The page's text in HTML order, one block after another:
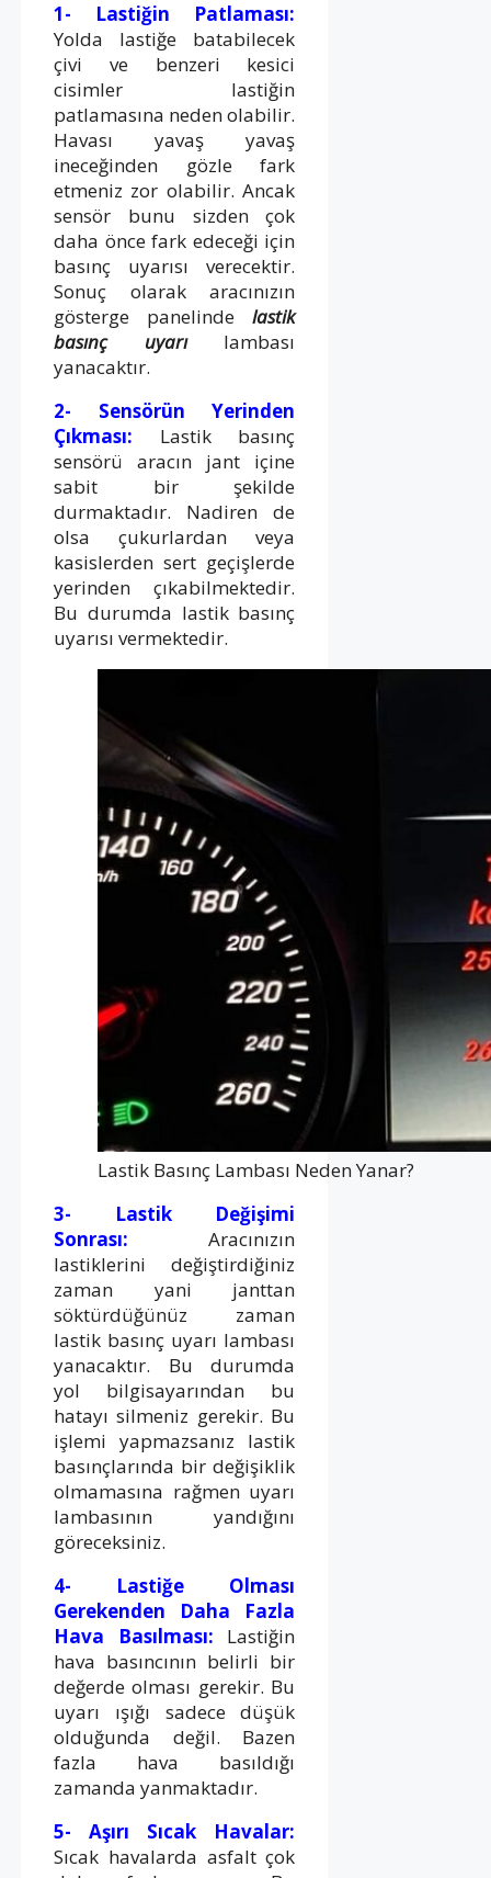
1- Lastiğin Patlaması:
Yolda lastiğe batabilecek
çivi ve benzeri kesici
cisimler lastiğin
patlamasına neden olabilir.
Havası yavaş yavaş
ineceğinden gözle fark
etmeniz zor olabilir. Ancak
sensör bunu sizden çok
daha önce fark edeceği için
basınç uyarısı verecektir.
Sonuç olarak aracınızın
gösterge panelindelastik
basınç uyarılambası
yanacaktır.
2- Sensörün Yerinden
Çıkması: Lastik basınç
sensörü aracın jant içine
sabit bir şekilde
durmaktadır. Nadiren de
olsa çukurlardan veya
kasislerden sert geçişlerde
yerinden çıkabilmektedir.
Bu durumda lastik basınç
uyarısı vermektedir.
Lastik Basınç Lambası Neden Yanar?
3- Lastik Değişimi
Sonrası: Aracınızın
lastiklerini değiştirdiğiniz
zaman yani janttan
söktürdüğünüz zaman
lastik basınç uyarı lambası
yanacaktır. Bu durumda
yol bilgisayarından bu
hatayı silmeniz gerekir. Bu
işlemi yapmazsanız lastik
basınçlarında bir değişiklik
olmamasına rağmen uyarı
lambasının yandığını
göreceksiniz.
4- Lastiğe Olması
Gerekenden Daha Fazla
Hava Basılması: Lastiğin
hava basıncının belirli bir
değerde olması gerekir. Bu
uyarı ışığı sadece düşük
olduğunda değil. Bazen
fazla hava basıldığı
zamanda yanmaktadır.
5- Aşırı Sıcak Havalar:
Sıcak havalarda asfalt çok